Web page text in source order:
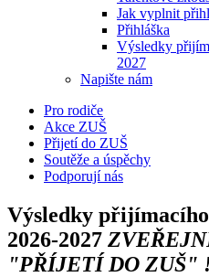
Jak vyplnit
Přihláška
Výsledky
2027
Napište nám
Pro rodiče
Akce ZUŠ
Přijetí do ZUŠ
Soutěže a úspěchy
Podporují nás
Výsledky
2026-2027
"PŘÍJETÍ DO ZUŠ"